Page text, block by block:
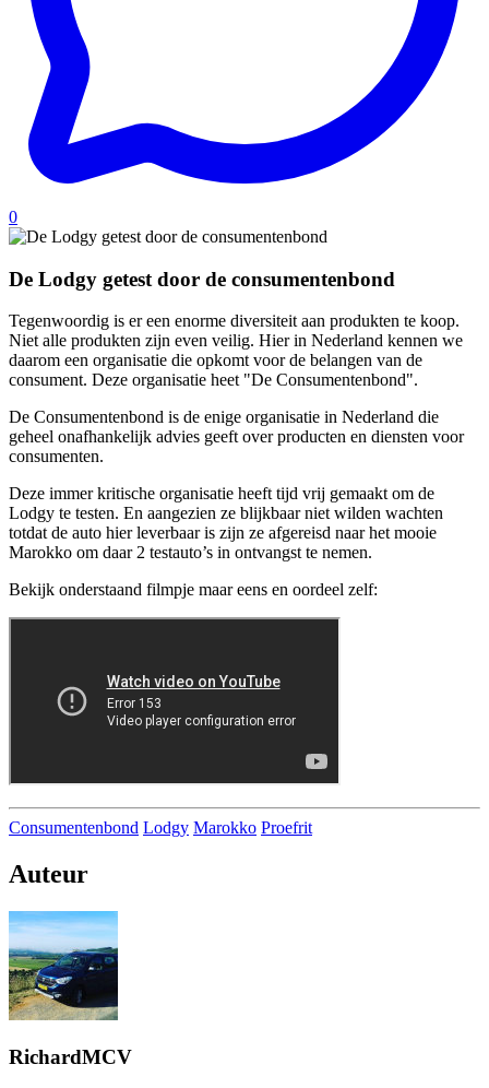
0
De Lodgy getest door de consumentenbond
Tegenwoordig is er een enorme diversiteit aan produkten te koop.
Niet alle produkten zijn even veilig. Hier in Nederland kennen we
daarom een organisatie die opkomt voor de belangen van de
consument. Deze organisatie heet "De Consumentenbond".
De Consumentenbond is de enige organisatie in Nederland die
geheel onafhankelijk advies geeft over producten en diensten voor
consumenten.
Deze immer kritische organisatie heeft tijd vrij gemaakt om de
Lodgy te testen. En aangezien ze blijkbaar niet wilden wachten
totdat de auto hier leverbaar is zijn ze afgereisd naar het mooie
Marokko om daar 2 testauto’s in ontvangst te nemen.
Bekijk onderstaand filmpje maar eens en oordeel zelf:
Consumentenbond Lodgy Marokko Proefrit
Auteur
RichardMCV